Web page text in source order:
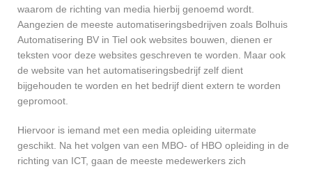
waarom de richting van media hierbij genoemd wordt.
Aangezien de meeste automatiseringsbedrijven zoals Bolhuis
Automatisering BV in Tiel ook websites bouwen, dienen er
teksten voor deze websites geschreven te worden. Maar ook
de website van het automatiseringsbedrijf zelf dient
bijgehouden te worden en het bedrijf dient extern te worden
gepromoot.
Hiervoor is iemand met een media opleiding uitermate
geschikt. Na het volgen van een MBO- of HBO opleiding in de
richting van ICT, gaan de meeste medewerkers zich